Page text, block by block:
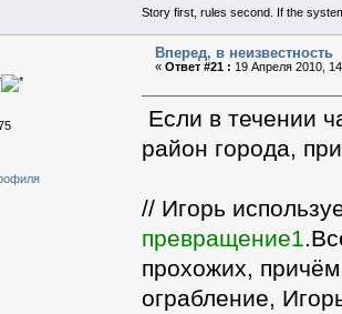
Story first, rules second. If the
Вперед, в неизвестность
«Ответ #21 : 19 Апреля 2010,
Если в течении
район города,
// Игорь
превращение1
прохожих,
ограбление,